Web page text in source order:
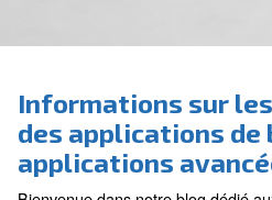
dès